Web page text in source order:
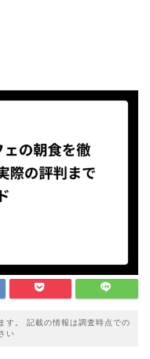
す。 記載の情報は調査時点での
い